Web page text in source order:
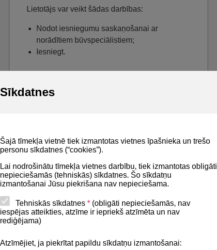
Sīkdatnes
Šajā tīmekļa vietnē tiek izmantotas vietnes īpašnieka un trešo
personu sīkdatnes (“cookies”).
Lai nodrošinātu tīmekļa vietnes darbību, tiek izmantotas obligāti
nepieciešamās (tehniskās) sīkdatnes. Šo sīkdatņu
izmantošanai Jūsu piekrišana nav nepieciešama.
Tehniskās sīkdatnes * (obligāti nepieciešamās, nav
iespējas atteikties, atzīme ir iepriekš atzīmēta un nav
rediģējama)
Atzīmējiet, ja piekrītat papildu sīkdatņu izmantošanai:
Lietotājs var veikt šādas darbības:
Nodot iesniegumu saskaņošanai ar
norādītiem būvspeciālistiem;
Iesniegt.
Privātuma politika
Lapas karte
Piekļūstamības paziņojums
Kontakti